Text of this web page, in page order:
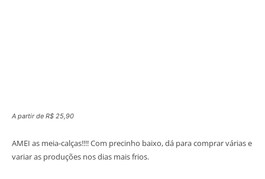
A partir de R$ 25,90
AMEI as meia-calças!!!! Com precinho baixo, dá para comprar várias e
variar as produções nos dias mais frios.